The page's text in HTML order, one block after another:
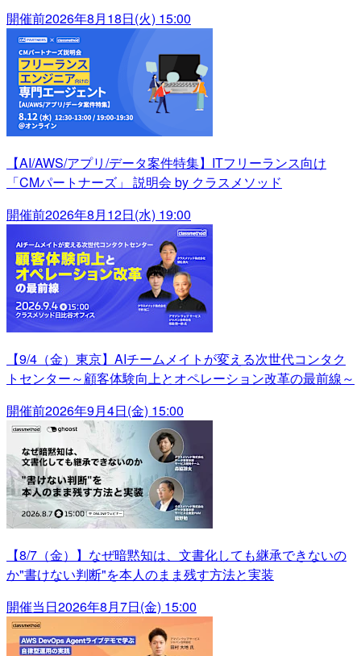
開催前2026年8月18日(火) 15:00
【AI/AWS/アプリ/データ案件特集】ITフリーランス向け
「CMパートナーズ」 説明会 by クラスメソッド
開催前2026年8月12日(水) 19:00
【9/4（金）東京】AIチームメイトが変える次世代コンタク
トセンター～顧客体験向上とオペレーション改革の最前線～
開催前2026年9月4日(金) 15:00
【8/7（金）】なぜ暗黙知は、文書化しても継承できないの
か"書けない判断"を本人のまま残す方法と実装
開催当日2026年8月7日(金) 15:00